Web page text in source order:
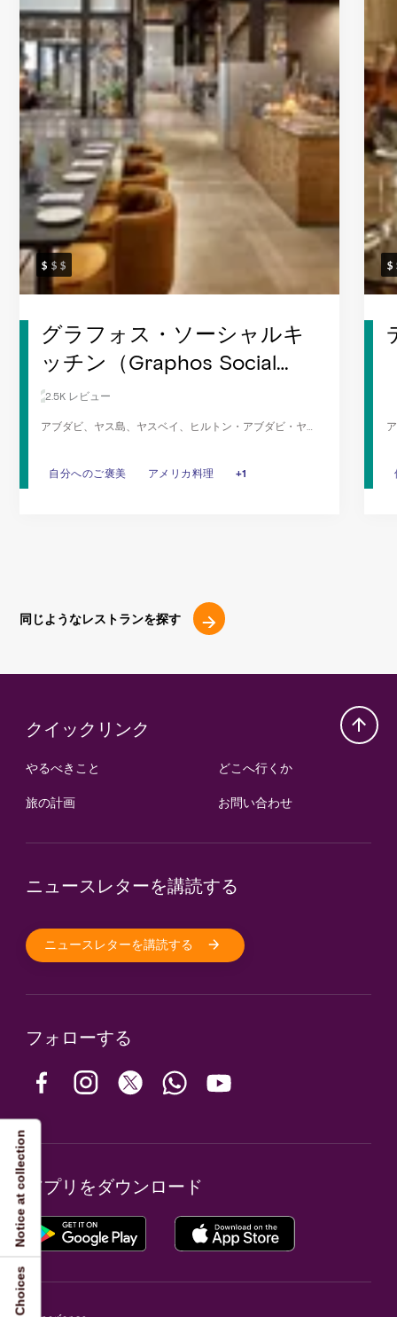
グラフォス・ソーシャルキ
ッチン（Graphos Social
Kitchen）
2.5K レビュー
アブダビ、ヤス島、ヤスベイ、ヒルトン・アブダビ・ヤス
自分へのご褒美 アメリカ料理 朝食
自分へのご褒美 アメリカ料理 +1
同じようなレストランを探す
クイックリンク
やるべきこと
旅の計画
どこへ行くか
お問い合わせ
ニュースレターを講読する
ニュースレターを講読する
フォローする
アプリをダウンロード
Notice at collection